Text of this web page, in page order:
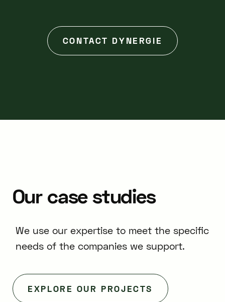
CONTACT DYNERGIE
Our case studies
We use our expertise to meet the specific
needs of the companies we support.
EXPLORE OUR PROJECTS